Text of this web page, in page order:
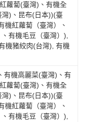
蘿蔔(臺灣)、有機全
)、昆布(日本))(臺
機紅蘿蔔（臺灣）、
有機毛豆（臺灣）),
機豬絞肉(台灣), 有機
有機高麗菜(臺灣)、有
蘿蔔(臺灣)、有機全
)、昆布(日本))(臺
機紅蘿蔔（臺灣）、
有機毛豆（臺灣）),